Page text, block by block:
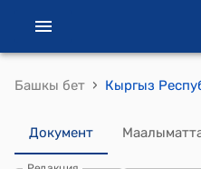
Башкы бет ›
Документ